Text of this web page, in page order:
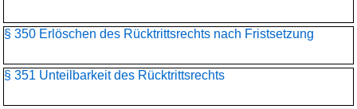
§ 350 Erlöschen des Rücktrittsrechts nach Fristsetzung
§ 351 Unteilbarkeit des Rücktrittsrechts